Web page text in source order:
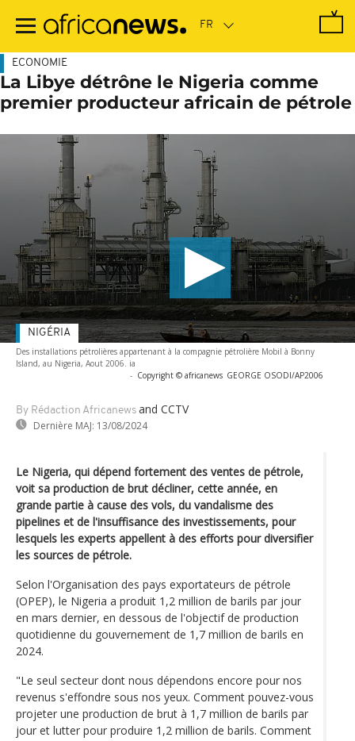
contenu
ECONOMIE
La Libye détrône le Nigeria comme
premier producteur africain de pétrole
Des installations pétrolières appartenant à la compagnie pétrolière Mobil à Bonny
Island, au Nigeria, Aout 2006. ia
- Copyright © africanews GEORGE OSODI/AP2006
By Rédaction Africanews and CCTV
Dernière MAJ: 13/08/2024
NIGÉRIA
Le Nigeria, qui dépend fortement des ventes de pétrole,
voit sa production de brut décliner, cette année, en
grande partie à cause des vols, du vandalisme des
pipelines et de l'insuffisance des investissements, pour
lesquels les experts appellent à des efforts pour diversifier
les sources de pétrole.
Selon l'Organisation des pays exportateurs de pétrole
(OPEP), le Nigeria a produit 1,2 million de barils par jour
en mars dernier, en dessous de l'objectif de production
quotidienne du gouvernement de 1,7 million de barils en
2024.
"Le seul secteur dont nous dépendons encore pour nos
revenus s'effondre sous nos yeux. Comment pouvez-vous
projeter une production de brut à 1,7 million de barils par
jour et lutter pour produire 1,2 million de barils. Comment